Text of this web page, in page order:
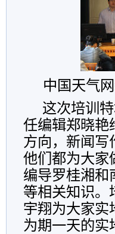
中国天气
这次培训
任编辑郑晓艳
方向，新闻写
他们都为大家
编导罗桂湘和
等相关知识。
宇翔为大家实
为期一天的实